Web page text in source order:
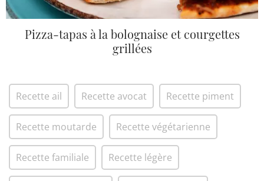
Pizza-tapas à la bolognaise et courgettes
grillées
Recette ail Recette avocat Recette piment
Recette moutarde Recette végétarienne
Recette familiale Recette légère